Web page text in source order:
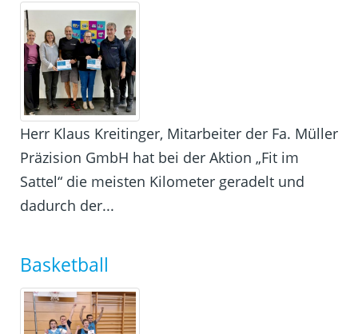
Herr Klaus Kreitinger, Mitarbeiter der Fa. Müller
Präzision GmbH hat bei der Aktion „Fit im
Sattel“ die meisten Kilometer geradelt und
dadurch der...
Basketball